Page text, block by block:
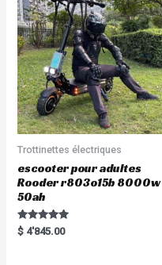
Trottinettes électriques
escooter pour adultes
Rooder r803o15b 8000w
50ah
Rated
5.00
$ 4'845.00